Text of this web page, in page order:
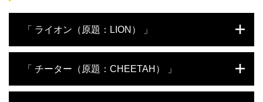
「 ライオン（原題：LION） 」
ることができるのはなぜか？獲物に狙いを定めた瞬間から狩りの
各段階を細かく分析し、成功の要因を解き明かす。群れから離
「 チーター（原題：CHEETAH） 」